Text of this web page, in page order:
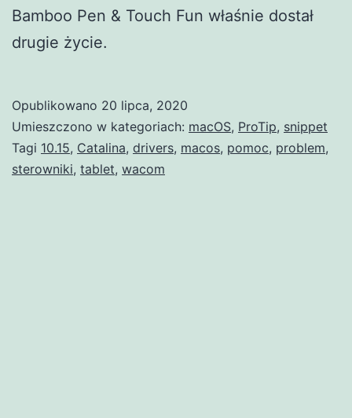
Bamboo Pen & Touch Fun właśnie dostał
drugie życie.
Opublikowano 20 lipca, 2020
Umieszczono w kategoriach: macOS, ProTip, snippet
Tagi 10.15, Catalina, drivers, macos, pomoc, problem,
sterowniki, tablet, wacom